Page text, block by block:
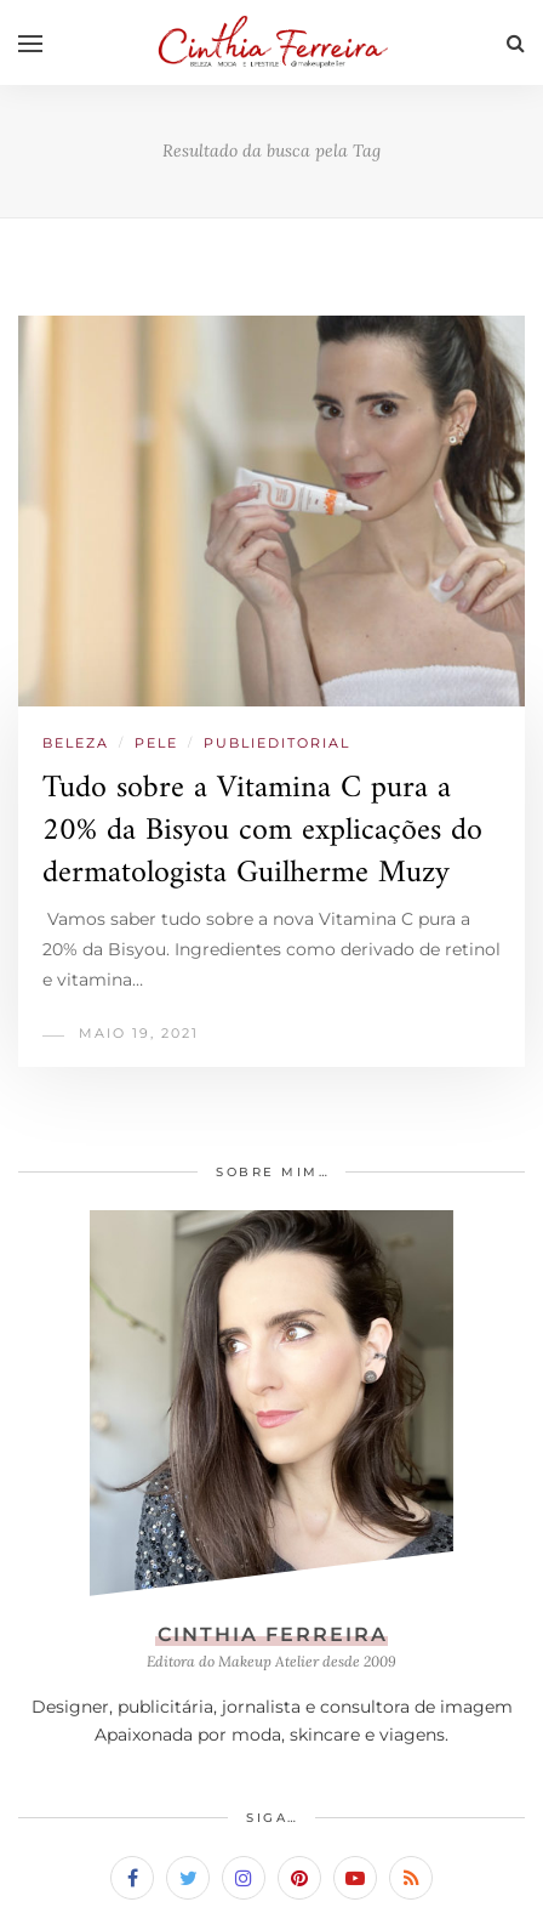
Resultado da busca pela Tag
BELEZA / PELE / PUBLIEDITORIAL
Tudo sobre a Vitamina C pura a
20% da Bisyou com explicações do
dermatologista Guilherme Muzy
Vamos saber tudo sobre a nova Vitamina C pura a
20% da Bisyou. Ingredientes como derivado de retinol
e vitamina…
MAIO 19, 2021
SOBRE MIM…
CINTHIA FERREIRA
Editora do Makeup Atelier desde 2009
Designer, publicitária, jornalista e consultora de imagem
Apaixonada por moda, skincare e viagens.
SIGA…